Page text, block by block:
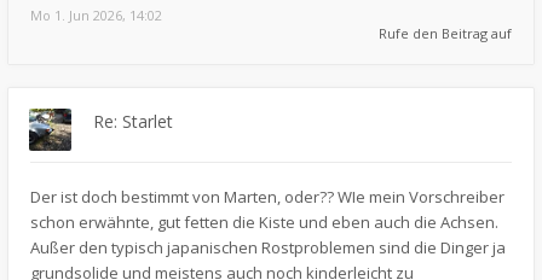
Mo 1. Jun 2026, 14:02
Rufe den Beitrag auf
Re: Starlet
Der ist doch bestimmt von Marten, oder?? WIe mein Vorschreiber
schon erwähnte, gut fetten die Kiste und eben auch die Achsen.
Außer den typisch japanischen Rostproblemen sind die Dinger ja
grundsolide und meistens auch noch kinderleicht zu